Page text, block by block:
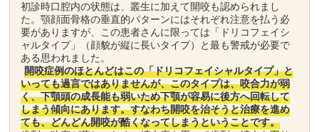
初診時口腔内の状態は、叢生に加えて開咬も認められまし
た。顎顔面骨格の垂直的パターンにはそれぞれ注意を払う必
要がありますが、この患者さんに限っては「ドリコフェイシ
ャルタイプ」（顔貌が縦に長いタイプ）と最も警戒が必要で
ある思われました。
開咬症例のほとんどはこの「ドリコフェイシャルタイプ」と
いっても過言ではありませんが、このタイプは、咬合力が弱
く、下顎頭の成長能も弱いため下顎が容易に後方へ回転して
しまう傾向にあります。すなわち開咬を治そうと治療を進め
ても、どんどん開咬が酷くなってしまうということです。